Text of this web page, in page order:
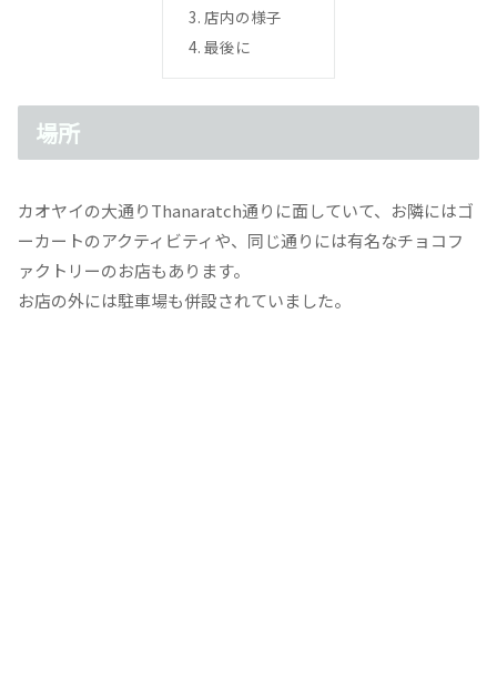
店内の様子
最後に
場所
カオヤイの大通りThanaratch通りに面していて、お隣にはゴ
ーカートのアクティビティや、同じ通りには有名なチョコフ
ァクトリーのお店もあります。
お店の外には駐車場も併設されていました。